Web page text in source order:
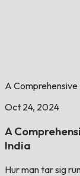
A Comprehensive
Oct 24, 2024
A
India
Hur man tar sig